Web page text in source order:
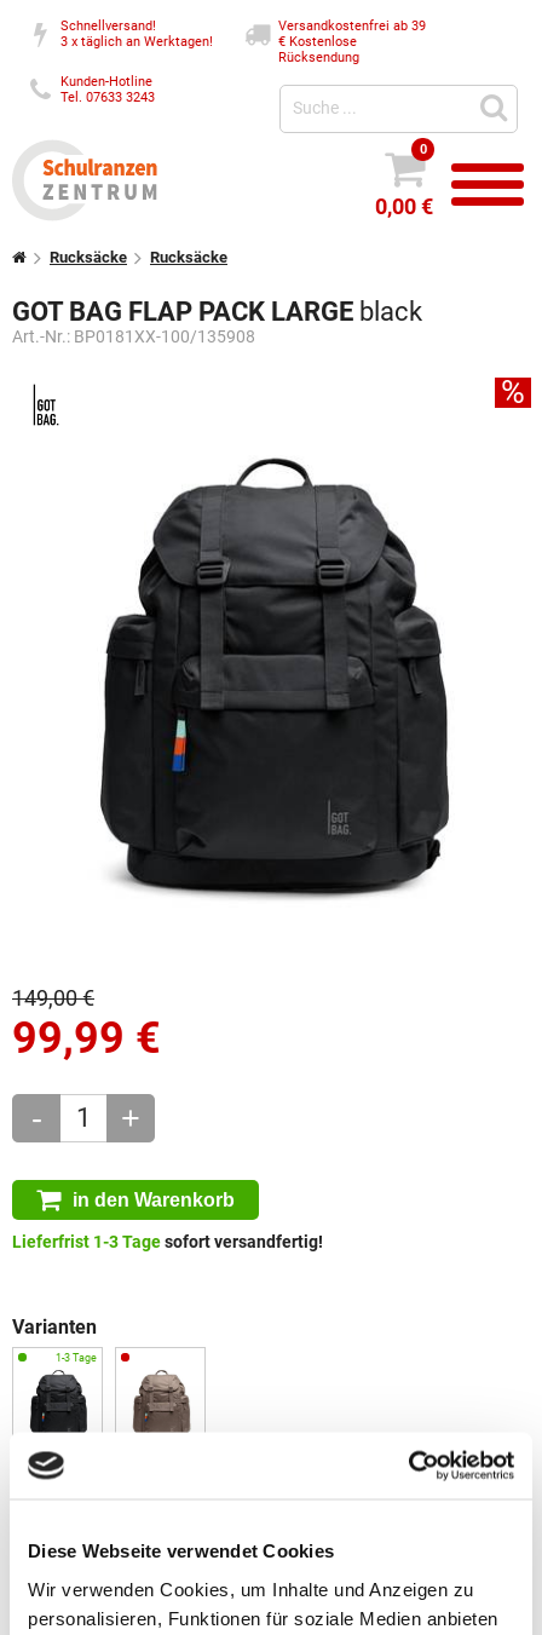
Diese Webseite verwendet Cookies
Wir verwenden Cookies, um Inhalte und Anzeigen zu
personalisieren, Funktionen für soziale Medien anbieten
Schnellversand!
3 x täglich an Werktagen!
Versandkostenfrei ab 39
€Kostenlose
Rücksendung
Kunden-Hotline
Tel. 07633 3243
0
0,00 €
Rucksäcke Rucksäcke
GOT BAG FLAP PACK LARGE black
Art.-Nr.: BP0181XX-100/135908
%
149,00 €
99,99 €
- +
in den Warenkorb
Lieferfrist 1-3 Tagesofort versandfertig!
Varianten
RE:PET 600D PU/DWR